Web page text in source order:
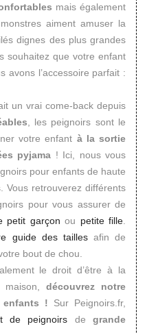
mais également
aiment amuser la
dignes des plus grandes
souhaitez que votre enfant
avons l’accessoire parfait :
un vrai come-back depuis
, les peignoirs sont le
votre enfant à la sortie
pyjama ! Ici, nous vous
pour enfants de haute
Vous retrouverez différents
pour vous assurer de
petit garçon ou petite fille
guide des taillesafin de
bout de chou.
le droit d’être à la
découvrez notre
enfants ! Sur Peignoirs.fr,
de peignoirs degrande